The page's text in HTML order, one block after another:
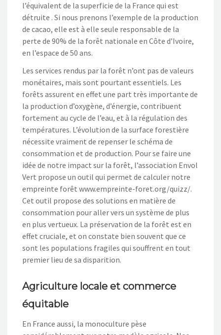
l’équivalent de la superficie de la France qui est
détruite . Si nous prenons l’exemple de la production
de cacao, elle est à elle seule responsable de la
perte de 90% de la forêt nationale en Côte d’Ivoire,
en l’espace de 50 ans.
Les services rendus par la forêt n’ont pas de valeurs
monétaires, mais sont pourtant essentiels. Les
forêts assurent en effet une part très importante de
la production d’oxygène, d’énergie, contribuent
fortement au cycle de l’eau, et à la régulation des
températures. L’évolution de la surface forestière
nécessite vraiment de repenser le schéma de
consommation et de production. Pour se faire une
idée de notre impact sur la forêt, l’association Envol
Vert propose un outil qui permet de calculer notre
empreinte forêt www.empreinte-foret.org/quizz/.
Cet outil propose des solutions en matière de
consommation pour aller vers un système de plus
en plus vertueux. La préservation de la forêt est en
effet cruciale, et on constate bien souvent que ce
sont les populations fragiles qui souffrent en tout
premier lieu de sa disparition.
Agriculture locale et commerce
équitable
En France aussi, la monoculture pèse